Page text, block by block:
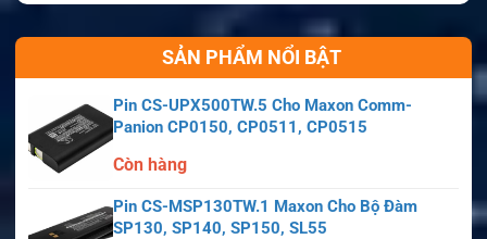
SẢN PHẨM NỔI BẬT
Pin CS-UPX500TW.5 Cho Maxon Comm-
Panion CP0150, CP0511, CP0515
Còn hàng
Pin CS-MSP130TW.1 Maxon Cho Bộ Đàm
SP130, SP140, SP150, SL55